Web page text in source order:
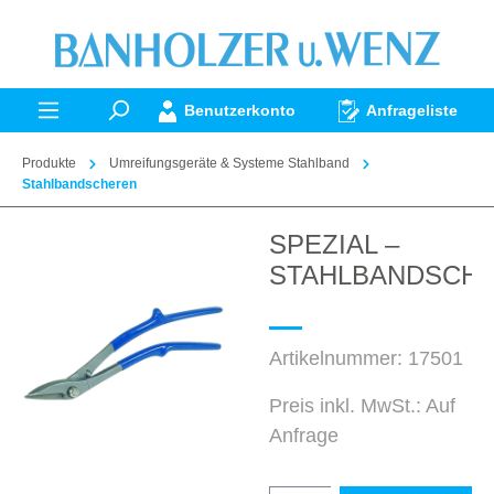
springen
Benutzerkonto Anfrageliste
Produkte
Umreifungsgeräte & Systeme Stahlband
Stahlbandscheren
SPEZIAL –
Artikelnummer: 17501
Preis inkl. MwSt.: Auf
Anfrage